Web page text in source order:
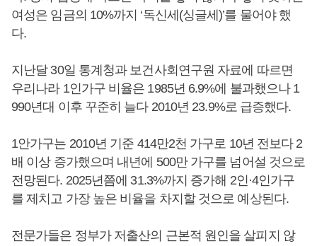
여성은 임금의 10%까지 ‘독신세(싱글세)’를 물어야 했
다.
지난달 30일 통계청과 보건사회연구원 자료에 따르면
우리나라 1인가구 비율은 1985년 6.9%에 불과했으나 1
990년대 이후 꾸준히 늘다 2010년 23.9%로 급증했다.
1안가구는 2010년 기준 414만2천 가구로 10년 전보다 2
배 이상 증가했으며 내년에 500만 가구를 넘어설 것으로
전망된다. 2025년쯤에 31.3%까지 증가해 2인·4인가구
를 제치고 가장 높은 비율을 차지할 것으로 예상된다.
전문가들은 정부가 저출산의 근본적 원인을 살피지 않